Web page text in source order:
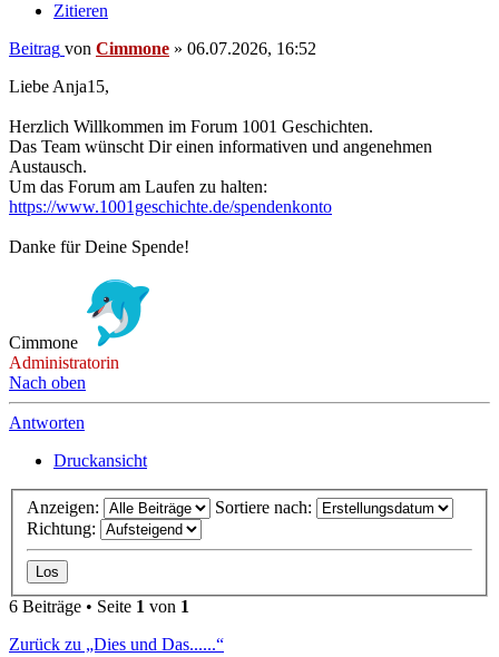
Zitieren
Beitrag von Cimmone » 06.07.2026, 16:52
Liebe Anja15,
Herzlich Willkommen im Forum 1001 Geschichten.
Das Team wünscht Dir einen informativen und angenehmen
Austausch.
Um das Forum am Laufen zu halten:
https://www.1001geschichte.de/spendenkonto
Danke für Deine Spende!
Cimmone
Administratorin
Nach oben
Antworten
Druckansicht
Anzeigen:
Sortiere nach:
Richtung:
6 Beiträge • Seite 1 von 1
Zurück zu „Dies und Das......“